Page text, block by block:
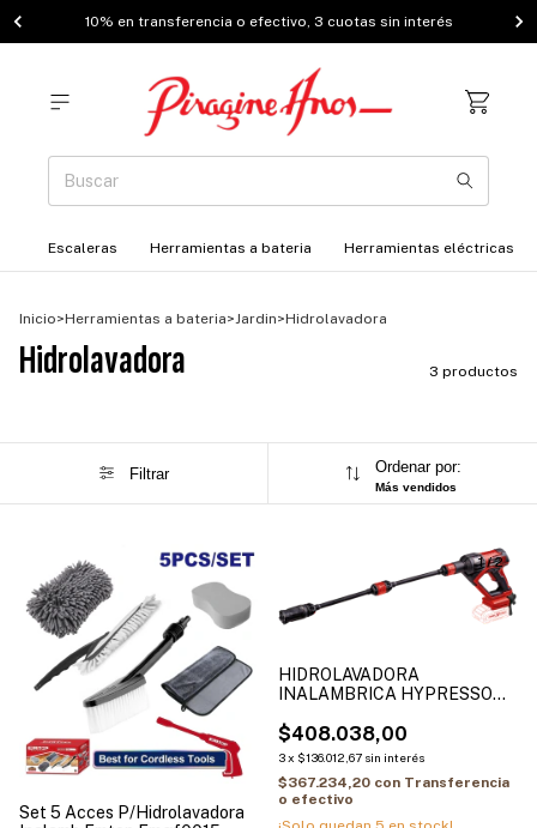
10% en transferencia o efectivo, 3 cuotas sin interés
Escaleras Herramientas a bateria Herramientas eléctricas
Inicio>Herramientas a bateria>Jardin>Hidrolavadora
Hidrolavadora 3 productos
Filtrar Ordenar por:
Más vendidos
Set 5 Acces P/Hidrolavadora
1/2
HIDROLAVADORA
INALAMBRICA HYPRESSO
$408.038,00
3x $136.012,67 sin interés
$367.234,20 con Transferencia
o efectivo